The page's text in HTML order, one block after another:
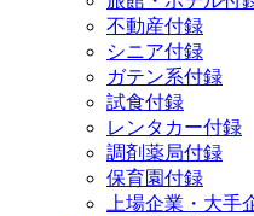
不動産付録
シニア付録
ガテン系付録
試食付録
レンタカー付録
調剤薬局付録
保育園付録
上場企業・大手